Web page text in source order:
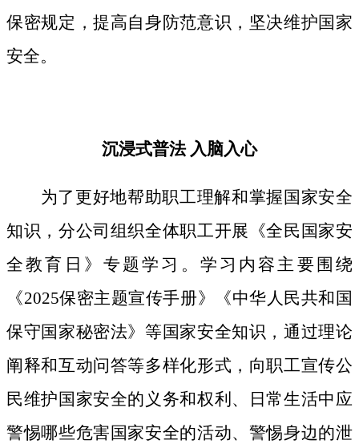
保密规定，提高自身防范意识，坚决维护国家
安全。
沉浸式普法 入脑入心
为了更好地帮助职工理解和掌握国家安全
知识，分公司组织全体职工开展《全民国家安
全教育日》专题学习。学习内容主要围绕
《2025保密主题宣传手册》《中华人民共和国
保守国家秘密法》等国家安全知识，通过理论
阐释和互动问答等多样化形式，向职工宣传公
民维护国家安全的义务和权利、日常生活中应
警惕哪些危害国家安全的活动、警惕身边的泄